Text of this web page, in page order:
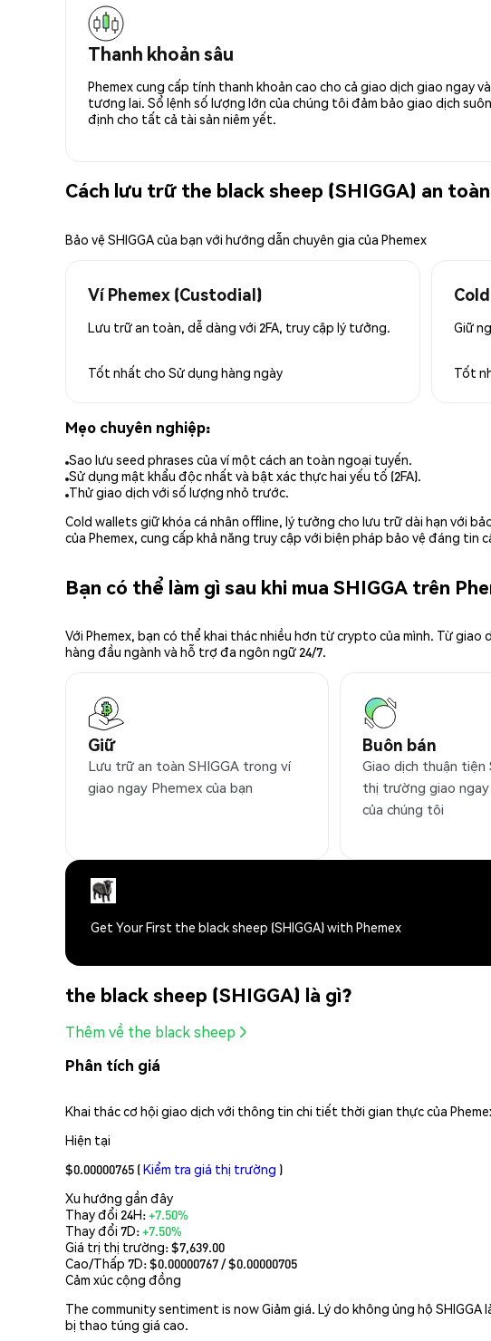
Thanh khoản sâu
Phemex cung cấp tính thanh khoản cao cho cả giao dịch giao ngay
tương lai. Sổ lệnh số lượng lớn của chúng tôi đảm bảo giao dịch
định cho tất cả tài sản niêm yết.
Cách lưu trữ the black sheep (SHIGGA) an toàn
Bảo vệ SHIGGA của bạn với hướng dẫn chuyên gia của Phemex
Ví Phemex (Custodial)
Lưu trữ an toàn, dễ dàng với 2FA, truy cập lý tưởng.
Tốt nhất cho Sử dụng hàng ngày
Giữ
Tốt
Mẹo chuyên nghiệp:
Sao lưu seed phrases của ví một cách an toàn ngoại tuyến.
Sử dụng mật khẩu độc nhất và bật xác thực hai yếu tố (2FA).
Thử giao dịch với số lượng nhỏ trước.
Cold wallets giữ khóa cá nhân offline, lý tưởng cho lưu trữ dài hạn với
của Phemex, cung cấp khả năng truy cập với biện pháp bảo vệ đáng tin
Bạn có thể làm gì sau khi mua SHIGGA trên
Với Phemex, bạn có thể khai thác nhiều hơn từ crypto của mình. Từ
hàng đầu ngành và hỗ trợ đa ngôn ngữ 24/7.
Giữ
Lưu trữ an toàn SHIGGA trong ví
giao ngay Phemex của bạn
Buôn bán
Giao dịch thuận tiện
thị trường giao
của chúng tôi
Get Your First the black sheep (SHIGGA) with Phemex
the black sheep (SHIGGA) là gì?
Thêm về the black sheep
Phân tích giá
Khai thác cơ hội giao dịch với thông tin chi tiết thời gian thực của
Hiện tại
$0.00000765 (Kiểm tra giá thị trường )
Xu hướng gần đây
Thay đổi 24H:+7.50%
Thay đổi 7D:+7.50%
Giá trị thị trường:$7,639.00
Cao/Thấp 7D: $0.00000767/ $0.00000705
Cảm xúc cộng đồng
The community sentiment is now Giảm giá. Lý do không ủng hộ
bị thao túng giá cao.